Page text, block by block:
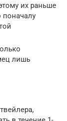
их раньше
поначалу
лишь